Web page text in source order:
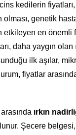
kedilerin
genetik
en önemli
daha yaygın
ilk aşılar,
fiyatlar
ırkın
Şecere